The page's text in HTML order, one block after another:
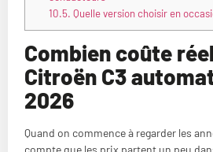
10.5. Quelle version choisir en
Combien coûte
Citroën C3
2026
Quand on commence à regarder les
compte que les prix partent un peu